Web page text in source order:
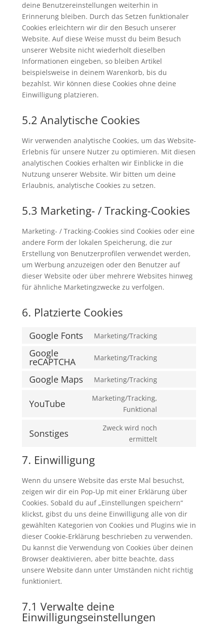
deine Benutzereinstellungen weiterhin in
Erinnerung bleiben. Durch das Setzen funktionaler
Cookies erleichtern wir dir den Besuch unserer
Website. Auf diese Weise musst du beim Besuch
unserer Website nicht wiederholt dieselben
Informationen eingeben, so bleiben Artikel
beispielsweise in deinem Warenkorb, bis du
bezahlst. Wir können diese Cookies ohne deine
Einwilligung platzieren.
5.2 Analytische Cookies
Wir verwenden analytische Cookies, um das Website-
Erlebnis für unsere Nutzer zu optimieren. Mit diesen
analytischen Cookies erhalten wir Einblicke in die
Nutzung unserer Website. Wir bitten um deine
Erlaubnis, analytische Cookies zu setzen.
5.3 Marketing- / Tracking-Cookies
Marketing- / Tracking-Cookies sind Cookies oder eine
andere Form der lokalen Speicherung, die zur
Erstellung von Benutzerprofilen verwendet werden,
um Werbung anzuzeigen oder den Benutzer auf
dieser Website oder über mehrere Websites hinweg
für ähnliche Marketingzwecke zu verfolgen.
6. Platzierte Cookies
Google Fonts Marketing/Tracking
Google
reCAPTCHA Marketing/Tracking
Google Maps Marketing/Tracking
YouTube
Marketing/Tracking,
Funktional
Sonstiges
Zweck wird noch
ermittelt
7. Einwilligung
Wenn du unsere Website das erste Mal besuchst,
zeigen wir dir ein Pop-Up mit einer Erklärung über
Cookies. Sobald du auf „Einstellungen speichern“
klickst, gibst du uns deine Einwilligung alle von dir
gewählten Kategorien von Cookies und Plugins wie in
dieser Cookie-Erklärung beschrieben zu verwenden.
Du kannst die Verwendung von Cookies über deinen
Browser deaktivieren, aber bitte beachte, dass
unsere Website dann unter Umständen nicht richtig
funktioniert.
7.1 Verwalte deine
Einwilligungseinstellungen